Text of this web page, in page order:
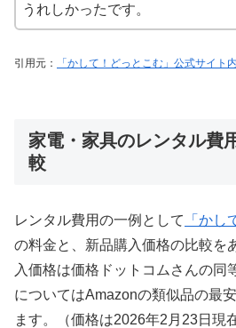
うれしかったです。
引用元： 「かして！どっとこむ」公式サイト
家電・家具のレンタル費
較
レンタル費用の一例として 「かし
の料金と、新品購入価格の比較を
入価格は価格ドットコムさんの同
についてはAmazonの類似品の最
ます。（価格は2026年2月23日現在